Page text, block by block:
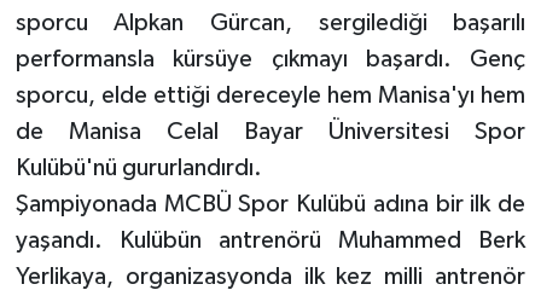
sporcu Alpkan Gürcan, sergilediği başarılı
performansla kürsüye çıkmayı başardı. Genç
sporcu, elde ettiği dereceyle hem Manisa'yı hem
de Manisa Celal Bayar Üniversitesi Spor
Kulübü'nü gururlandırdı.
Şampiyonada MCBÜ Spor Kulübü adına bir ilk de
yaşandı. Kulübün antrenörü Muhammed Berk
Yerlikaya, organizasyonda ilk kez milli antrenör